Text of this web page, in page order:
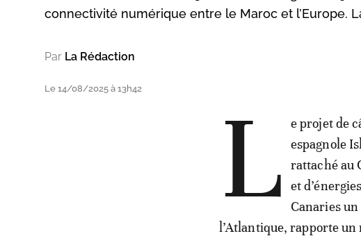
connectivité numérique entre le Maroc et l’Europe.
Par La Rédaction
Le 14/08/2025 à 13h42 L
e projet de
espagnole
rattaché au
et
Canaries
l’Atlantique, rapporte un